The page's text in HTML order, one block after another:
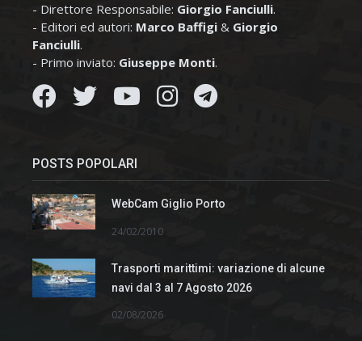
- Direttore Responsabile: Giorgio Fanciulli.
- Editori ed autori: Marco Baffigi & Giorgio
Fanciulli.
- Primo inviato: Giuseppe Monti.
POSTS POPOLARI
WebCam Giglio Porto
24/02/2010
Trasporti marittimi: variazione di alcune
navi dal 3 al 7 Agosto 2026
02/08/2026